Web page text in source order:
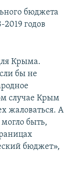
бюджета
годов
Крыма.
бы не
случае Крым
жаловаться. А
быть,
бюджет»,